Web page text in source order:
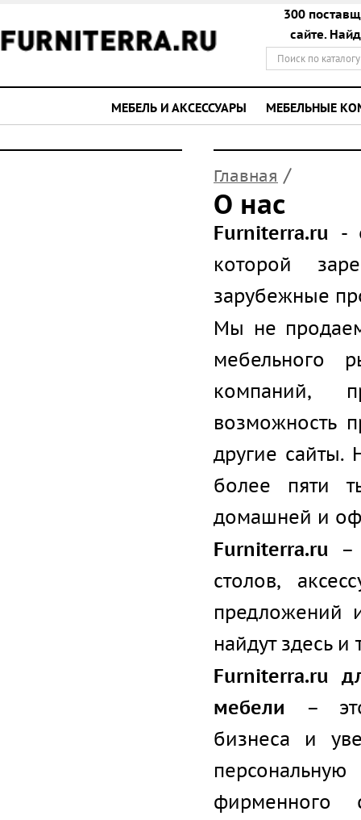
300
сайте.
МЕБЕЛЬ И АКСЕССУАРЫ МЕБЕЛЬНЫЕ
Главная /
О нас
Furniterra.ru -
которой
зарубежные
Мы не
мебельного
компаний,
возможность
другие сайты.
более пяти
домашней и
Furniterra.ru –
столов,
предложений
найдут здесь и
Furniterra.ru
мебели – это
бизнеса и
фирменного